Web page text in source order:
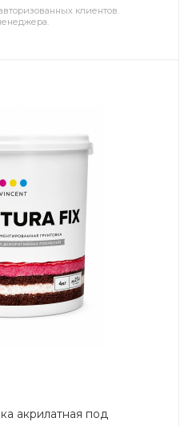
клиентов.
акрилатная под